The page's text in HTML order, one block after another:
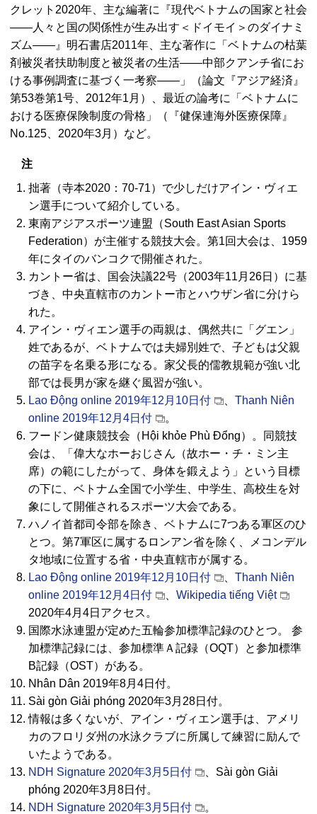
クレット2020年、主な編著に『現代ベトナムの国家と社会
――人々と国の関係性が生み出す＜ドイモイ＞のダイナミ
ズム――』明石書店2011年、主な著作に「ベトナムの枯葉
剤被災者扶助制度と被災者の生活――中部クアンチ省にお
ける事例調査に基づく一考察――」（論文『アジア経済』
第53巻第1号、2012年1月）、最近の論考に「ベトナムに
おける医療保険制度の骨格」（『健保連海外医療保障』
No.125、2020年3月）など。
注
拙著（寺本2020：70-71）で少しだけアイン・ヴィエ
ン選手について紹介している。
東南アジアスポーツ連盟（South East Asian Sports
Federation）が主催する競技大会。第1回大会は、1959
年にタイのバンコクで開催された。
カントー省は、国会決議22号（2003年11月26日）に基
づき、中央直轄市のカントー市とハウザン省に分けら
れた。
アイン・ヴィエン選手の両親は、偶然共に「グエン」
姓であるが、ベトナムでは夫婦別姓で、子どもは父親
の苗字を名乗る形になる。家父長的儒教規範が強い北
部では長男が家を継ぐ風習が強い。
Lao Động online 2019年12月10日付
Thanh Niên
online 2019年12月4日付
。
フードン健康競技会（Hội khỏe Phù Đổng）。同競技
会は、「偉大なホーおじさん（故ホー・チ・ミン主
席）の範にしたがって、身体を鍛えよう」という目標
の下に、ベトナム全国で小学生、中学生、高校生を対
象にして開催されるスポーツ大会である。
ハノイ首都司令部を除き、ベトナムに7つある軍区のひ
とつ。第7軍区に属するロンアン省を除く、メコンデル
タ地域に位置する省・中央直轄市が属する。
Lao Động online 2019年12月10日付
Thanh Niên
online 2019年12月4日付
Wikipedia tiếng Việt
2020年4月4日アクセス。
国際水泳連盟が定めた五輪参加標準記録のひとつ。 参
加標準記録には、参加標準Ａ記録（OQT）と参加標準
B記録（OST）がある。
Nhân Dân 2019年8月4日付。
Sài gòn Giải phóng 2020年3月28日付。
情報は多くないが、アイン・ヴィエン選手は、アメリ
カのフロリダ州の水泳クラブに所属して練習に励んで
いたようである。
NDH Signature 2020年3月5日付
、Sài gòn Giải
phóng 2020年3月8日付。
NDH Signature 2020年3月5日付
。